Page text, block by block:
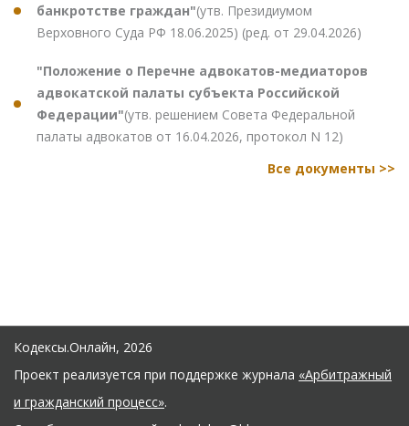
банкротстве граждан"(утв. Президиумом
Верховного Суда РФ 18.06.2025) (ред. от 29.04.2026)
"Положение о Перечне адвокатов-медиаторов
адвокатской палаты субъекта Российской
Федерации"(утв. решением Совета Федеральной
палаты адвокатов от 16.04.2026, протокол N 12)
Все документы >>
Кодексы.Онлайн, 2026
Проект реализуется при поддержке журнала «Арбитражный
и гражданский процесс».